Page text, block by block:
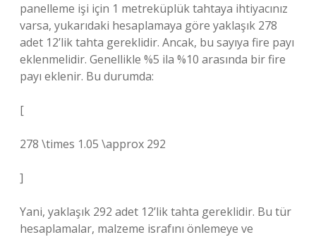
panelleme işi için 1 metreküplük tahtaya ihtiyacınız
varsa, yukarıdaki hesaplamaya göre yaklaşık 278
adet 12’lik tahta gereklidir. Ancak, bu sayıya fire payı
eklenmelidir. Genellikle %5 ila %10 arasında bir fire
payı eklenir. Bu durumda:
[
278 \times 1.05 \approx 292
]
Yani, yaklaşık 292 adet 12’lik tahta gereklidir. Bu tür
hesaplamalar, malzeme israfını önlemeye ve